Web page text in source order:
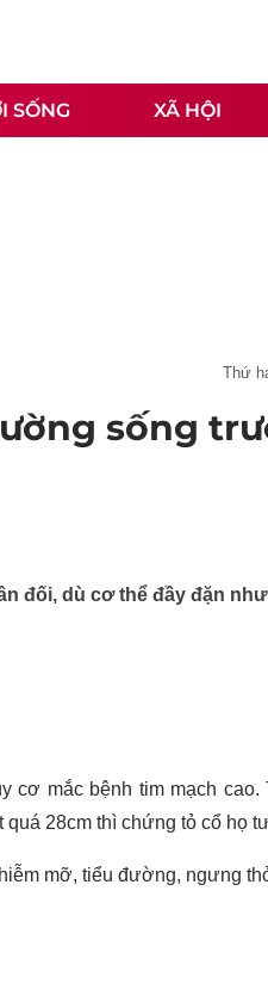
SỐNG XÃ HỘI
thứ
sống
đối, dù cơ thể đầy đặn
cơ mắc bệnh tim mạch
28cm thì chứng tỏ cổ họ
mỡ, tiểu đường, ngưng